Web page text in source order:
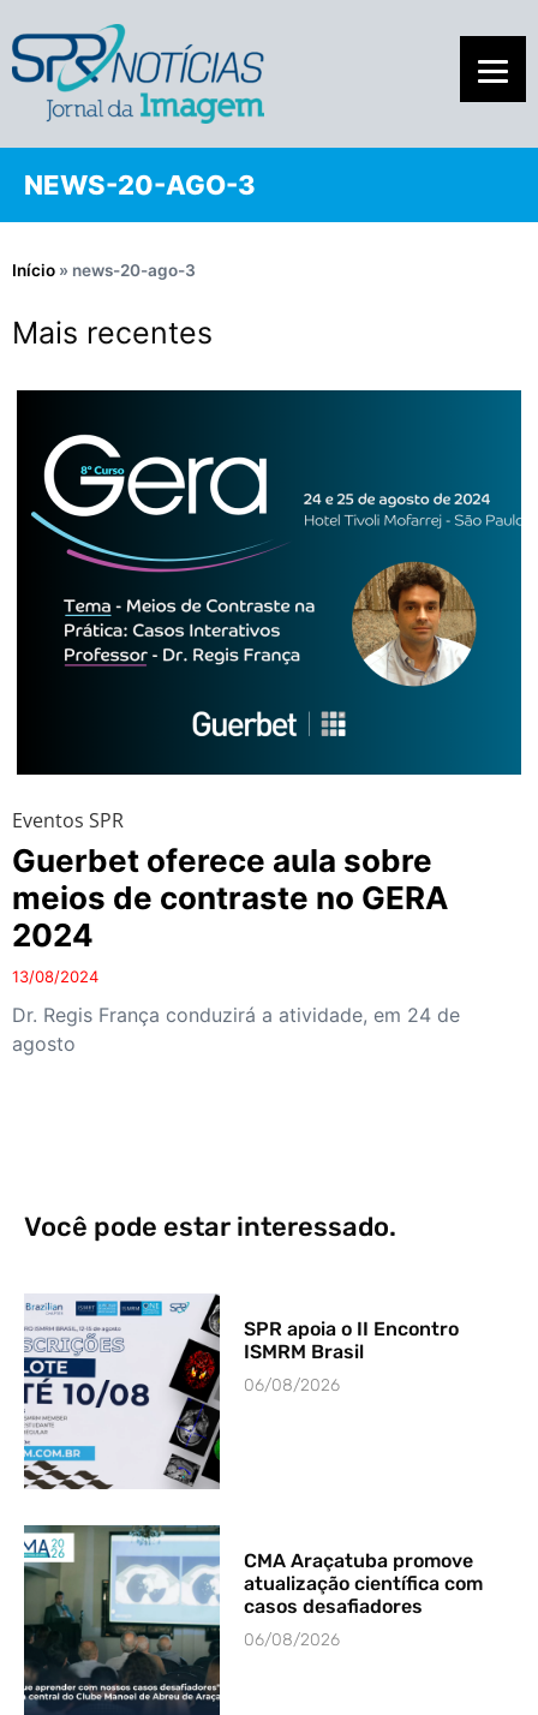
NEWS-20-AGO-3
Início » news-20-ago-3
Mais recentes
Eventos SPR
Guerbet oferece aula sobre
meios de contraste no GERA
2024
13/08/2024
Dr. Regis França conduzirá a atividade, em 24 de
agosto
Você pode estar interessado.
SPR apoia o II Encontro
ISMRM Brasil
06/08/2026
CMA Araçatuba promove
atualização científica com
casos desafiadores
06/08/2026